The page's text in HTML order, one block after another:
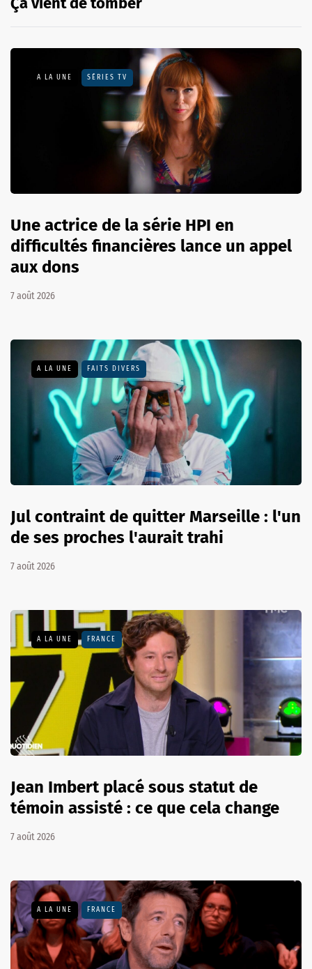
A LA UNE SÉRIES TV
Une actrice de la série HPI en
difficultés financières lance un appel
aux dons
7 août 2026
A LA UNE FAITS DIVERS
Jul contraint de quitter Marseille : l'un
de ses proches l'aurait trahi
7 août 2026
A LA UNE FRANCE
Jean Imbert placé sous statut de
témoin assisté : ce que cela change
7 août 2026
A LA UNE FRANCE